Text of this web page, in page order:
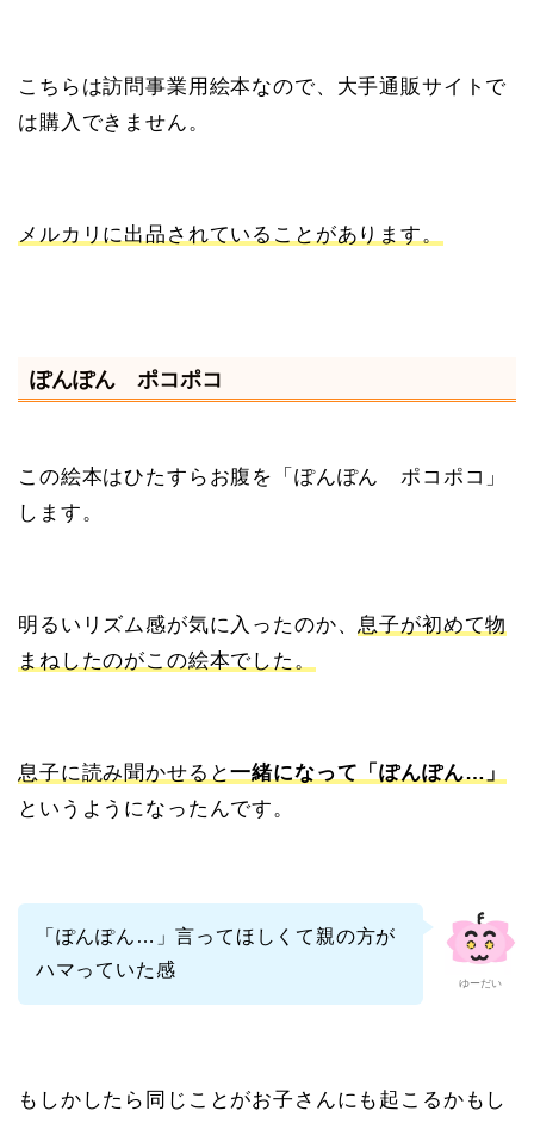
こちらは訪問事業用絵本なので、大手通販サイトで
は購入できません。
メルカリに出品されていることがあります。
ぽんぽん ポコポコ
この絵本はひたすらお腹を「ぽんぽん ポコポコ」
します。
明るいリズム感が気に入ったのか、 息子が初めて物
まねしたのがこの絵本でした。
息子に読み聞かせると一緒になって「ぽんぽん…」
というようになったんです。
ゆーだい
「ぽんぽん…」言ってほしくて親の方が
ハマっていた感
もしかしたら同じことがお子さんにも起こるかもし